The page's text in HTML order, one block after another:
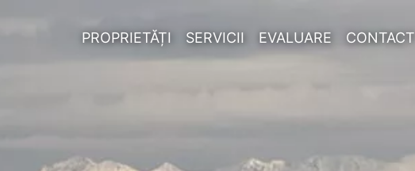
PROPRIETĂȚI SERVICII EVALUARE CONTACT